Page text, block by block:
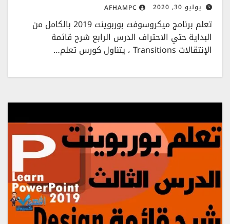
يوليو 30, 2020 AFHAMPC
تعلم برنامج ميكروسوفت بوربوينت 2019 بالكامل من
البداية حتي الاحتراف الدرس الرابع شرح قائمة
الإنتقالات Transitions ، يتناول كورس تعلم…